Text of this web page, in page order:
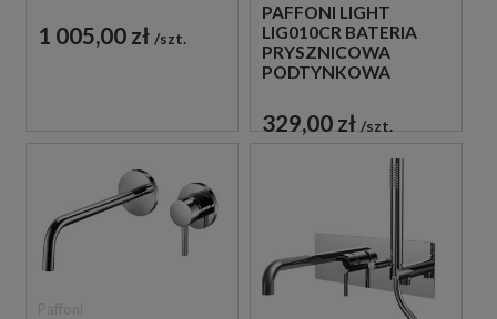
CHROM
1 005,00 zł szt.
PAFFONI LIGHT
LIG010CR BATERIA
PRYSZNICOWA
PODTYNKOWA
CHROM
329,00 zł szt.